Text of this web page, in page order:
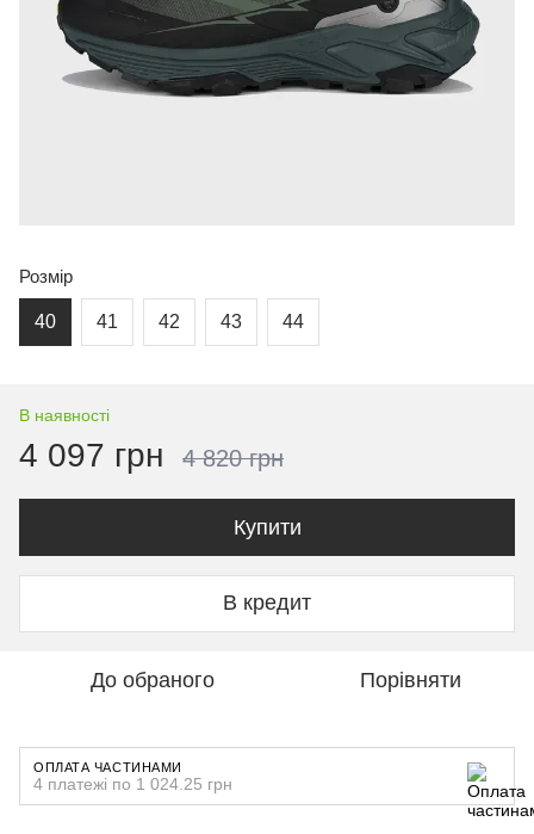
Розмір
40 41 42 43 44
В наявності
4 097 грн 4 820 грн
Купити
В кредит
До обраного Порівняти
ОПЛАТА ЧАСТИНАМИ
4 платежі по 1 024.25 грн